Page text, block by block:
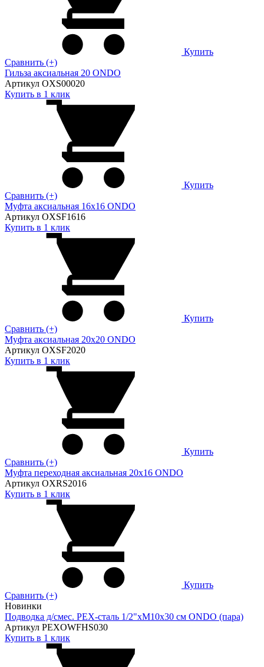
Купить
Сравнить (+)
Гильза аксиальная 20 ONDO
Артикул OXS00020
Купить в 1 клик
Купить
Сравнить (+)
Муфта аксиальная 16х16 ONDO
Артикул OXSF1616
Купить в 1 клик
Купить
Сравнить (+)
Муфта аксиальная 20х20 ONDO
Артикул OXSF2020
Купить в 1 клик
Купить
Сравнить (+)
Муфта переходная аксиальная 20х16 ONDO
Артикул OXRS2016
Купить в 1 клик
Купить
Сравнить (+)
Новинки
Подводка д/смес. PEX-сталь 1/2"xM10x30 см ONDO (пара)
Артикул PEXOWFHS030
Купить в 1 клик